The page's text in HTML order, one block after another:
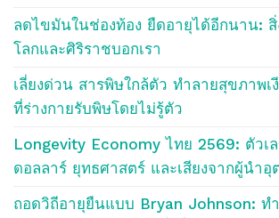
ลดไขมันในช่องท้อง ยืดอายุได้อีกนาน: สิ่
โลกและศิริราชบอกเรา
เลี่ยงด่วน สารพิษใกล้ตัว ทำลายสุขภาพเ
ที่ร่างกายรับพิษโดยไม่รู้ตัว
Longevity Economy ไทย 2569: ตัว
ดอลลาร์ ยุทธศาสตร์ และเสียงจากผู้นำอุ
ถอดวิถีอายุยืนแบบ Bryan Johnson: ท